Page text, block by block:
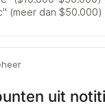
(meer dan $50.000)
uit